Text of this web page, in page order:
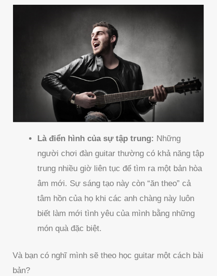
Là điển hình của sự tập trung: Những
người chơi đàn guitar thường có khả năng tập
trung nhiều giờ liên tục để tìm ra một bản hòa
âm mới. Sự sáng tạo này còn “ăn theo” cả
tâm hồn của họ khi các anh chàng này luôn
biết làm mới tình yêu của mình bằng những
món quà đặc biệt.
Và bạn có nghĩ mình sẽ theo học guitar một cách bài
bản?